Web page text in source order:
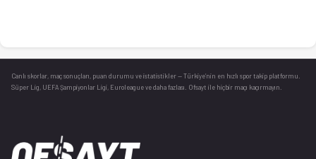
Canlı skorlar , maç sonuçları, puan durumu ve istatistikler — Türkiye’nin en hızlı spor takip platformu.
Süper Lig, UEFA Şampiyonlar Ligi, Euroleague ve daha fazlası. Ofsayt ile hiçbir maçı kaçırmayın.